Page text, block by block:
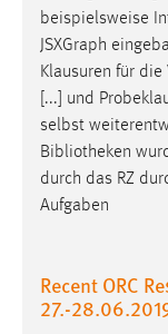
beispielsweise
JSXGraph
Klausuren für
[...] und
selbst
Bibliotheken
durch das RZ
Aufgaben
Recent ORC
27.-